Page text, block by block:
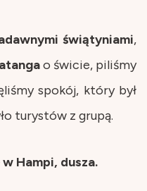
świątyniami,
o świcie, piliśmy
spokój, który był
turystów z grupą.
w Hampi, dusza.